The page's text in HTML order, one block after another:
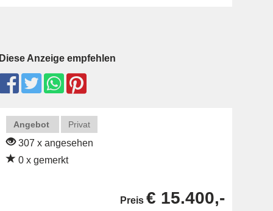
Diese Anzeige empfehlen
Angebot Privat
307 x angesehen
0 x gemerkt
Preis € 15.400,-